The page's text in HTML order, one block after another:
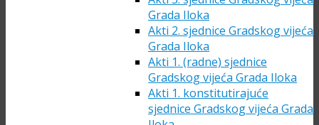
Grada Iloka
Akti 2. sjednice Gradskog vijeća
Grada Iloka
Akti 1. (radne) sjednice
Gradskog vijeća Grada Iloka
Akti 1. konstitutirajuće
sjednice Gradskog vijeća Grada